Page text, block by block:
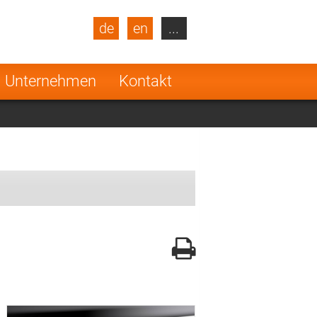
Unternehmen Kontakt
de en
Turkey
Netherlands
...